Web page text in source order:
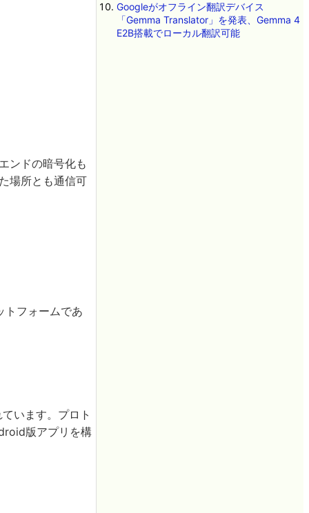
ンドの暗号化も
場所とも通信可
トフォームであ
います。プロト
版アプリを構
Googleがオフライン翻訳デバイス
「Gemma Translator」を発表、Gemma 4
E2B搭載でローカル翻訳可能